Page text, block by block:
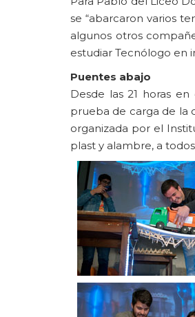
se “abarcaron varios
algunos otros
estudiar Tecnólogo en
Puentes abajo
Desde las 21 horas
prueba de carga de la
organizada por el
plast y alambre, a